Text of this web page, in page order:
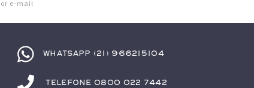
e-mail
Whatsapp (21) 966215104
Telefone 0800 022 7442